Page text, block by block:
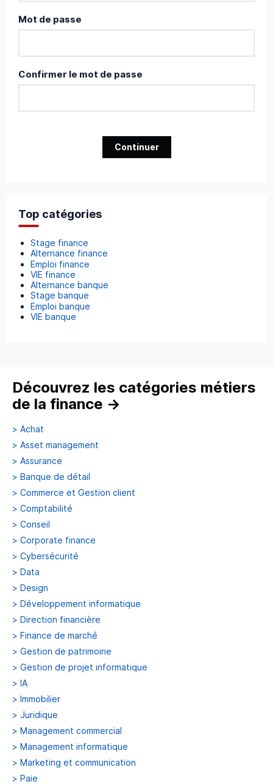
Mot de passe
Confirmer le mot de passe
Continuer
Top catégories
Stage finance
Alternance finance
Emploi finance
VIE finance
Alternance banque
Stage banque
Emploi banque
VIE banque
Découvrez les catégories métiers
de la finance →
> Achat
> Asset management
> Assurance
> Banque de détail
> Commerce et Gestion client
> Comptabilité
> Conseil
> Corporate finance
> Cybersécurité
> Data
> Design
> Développement informatique
> Direction financière
> Finance de marché
> Gestion de patrimoine
> Gestion de projet informatique
> IA
> Immobilier
> Juridique
> Management commercial
> Management informatique
> Marketing et communication
> Paie